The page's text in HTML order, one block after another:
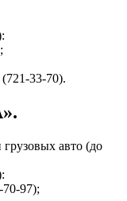
33-70).
авто (до
70-97);